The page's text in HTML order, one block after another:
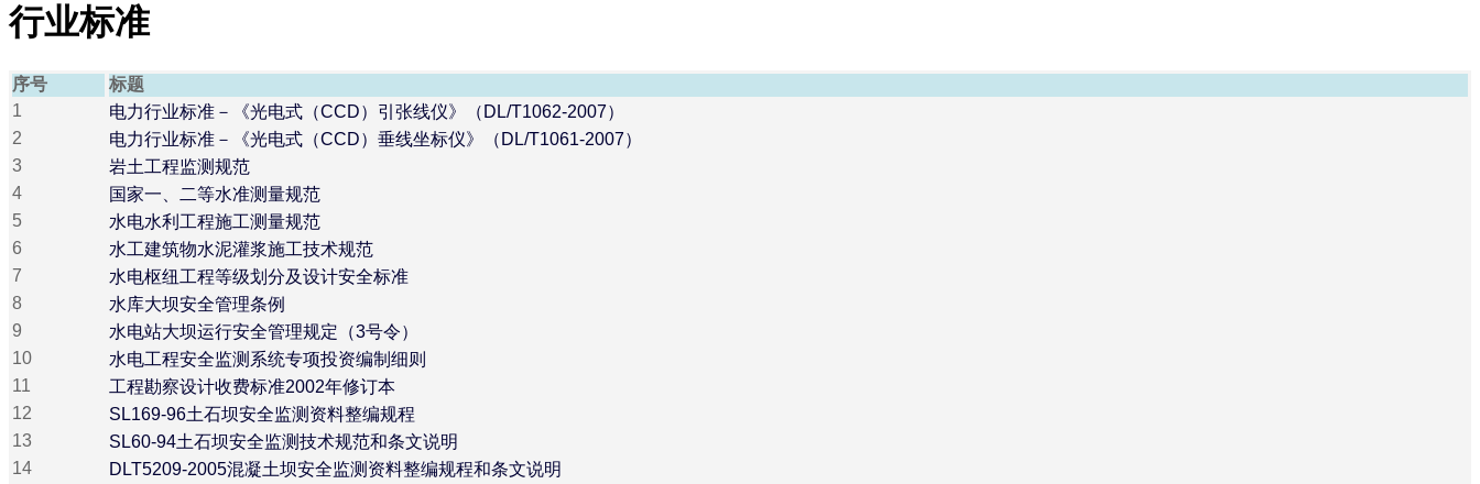
行业标准
序号
标题
1
电力行业标准－《光电式（CCD）引张线仪》（DL/T1062-2007）
2
电力行业标准－《光电式（CCD）垂线坐标仪》（DL/T1061-2007）
3
岩土工程监测规范
4
国家一、二等水准测量规范
5
水电水利工程施工测量规范
6
水工建筑物水泥灌浆施工技术规范
7
水电枢纽工程等级划分及设计安全标准
8
水库大坝安全管理条例
9
水电站大坝运行安全管理规定（3号令）
10
水电工程安全监测系统专项投资编制细则
11
工程勘察设计收费标准2002年修订本
12
SL169-96土石坝安全监测资料整编规程
13
SL60-94土石坝安全监测技术规范和条文说明
14
DLT5209-2005混凝土坝安全监测资料整编规程和条文说明